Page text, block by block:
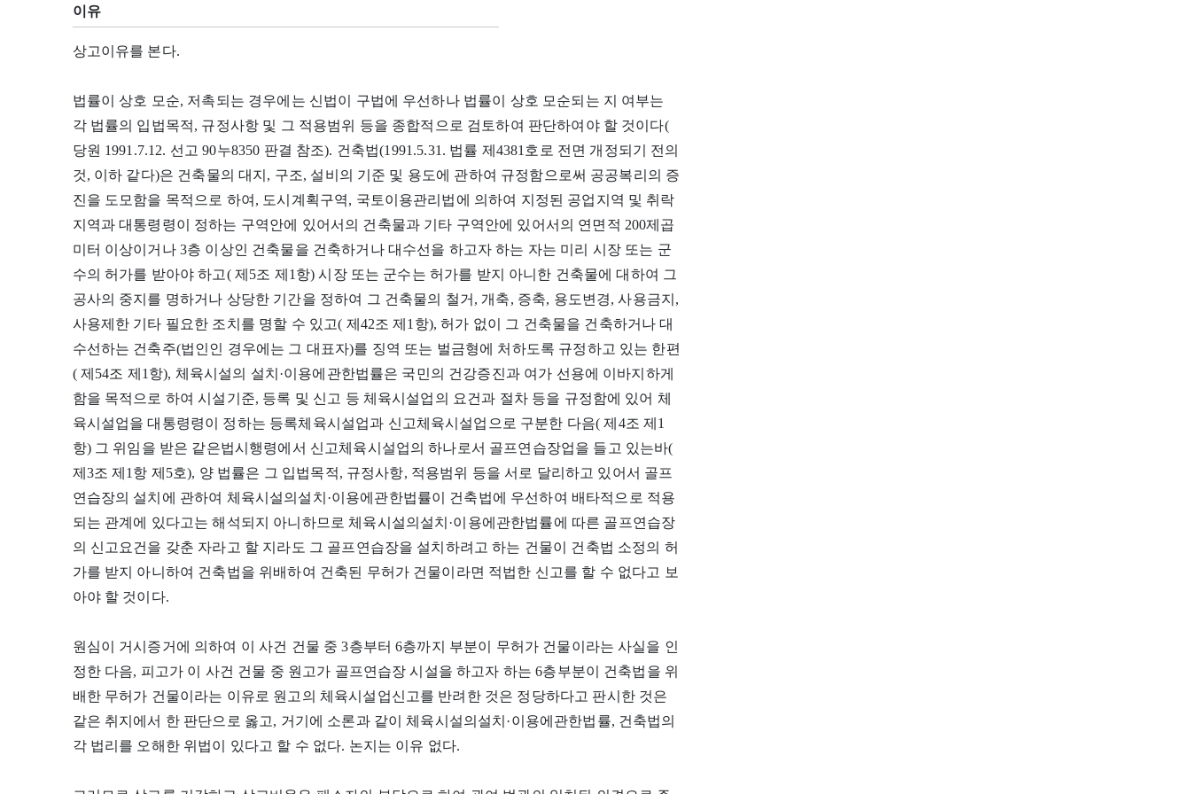
이유
상고이유를 본다.
법률이 상호 모순, 저촉되는 경우에는 신법이 구법에 우선하나 법률이 상호 모순되는 지 여부는
각 법률의 입법목적, 규정사항 및 그 적용범위 등을 종합적으로 검토하여 판단하여야 할 것이다(
당원 1991.7.12. 선고 90누8350 판결 참조). 건축법(1991.5.31. 법률 제4381호로 전면 개정되기 전의
것, 이하 같다)은 건축물의 대지, 구조, 설비의 기준 및 용도에 관하여 규정함으로써 공공복리의 증
진을 도모함을 목적으로 하여, 도시계획구역, 국토이용관리법에 의하여 지정된 공업지역 및 취락
지역과 대통령령이 정하는 구역안에 있어서의 건축물과 기타 구역안에 있어서의 연면적 200제곱
미터 이상이거나 3층 이상인 건축물을 건축하거나 대수선을 하고자 하는 자는 미리 시장 또는 군
수의 허가를 받아야 하고( 제5조 제1항) 시장 또는 군수는 허가를 받지 아니한 건축물에 대하여 그
공사의 중지를 명하거나 상당한 기간을 정하여 그 건축물의 철거, 개축, 증축, 용도변경, 사용금지,
사용제한 기타 필요한 조치를 명할 수 있고( 제42조 제1항), 허가 없이 그 건축물을 건축하거나 대
수선하는 건축주(법인인 경우에는 그 대표자)를 징역 또는 벌금형에 처하도록 규정하고 있는 한편
( 제54조 제1항), 체육시설의 설치·이용에관한법률은 국민의 건강증진과 여가 선용에 이바지하게
함을 목적으로 하여 시설기준, 등록 및 신고 등 체육시설업의 요건과 절차 등을 규정함에 있어 체
육시설업을 대통령령이 정하는 등록체육시설업과 신고체육시설업으로 구분한 다음( 제4조 제1
항) 그 위임을 받은 같은법시행령에서 신고체육시설업의 하나로서 골프연습장업을 들고 있는바(
제3조 제1항 제5호), 양 법률은 그 입법목적, 규정사항, 적용범위 등을 서로 달리하고 있어서 골프
연습장의 설치에 관하여 체육시설의설치·이용에관한법률이 건축법에 우선하여 배타적으로 적용
되는 관계에 있다고는 해석되지 아니하므로 체육시설의설치·이용에관한법률에 따른 골프연습장
의 신고요건을 갖춘 자라고 할 지라도 그 골프연습장을 설치하려고 하는 건물이 건축법 소정의 허
가를 받지 아니하여 건축법을 위배하여 건축된 무허가 건물이라면 적법한 신고를 할 수 없다고 보
아야 할 것이다.
원심이 거시증거에 의하여 이 사건 건물 중 3층부터 6층까지 부분이 무허가 건물이라는 사실을 인
정한 다음, 피고가 이 사건 건물 중 원고가 골프연습장 시설을 하고자 하는 6층부분이 건축법을 위
배한 무허가 건물이라는 이유로 원고의 체육시설업신고를 반려한 것은 정당하다고 판시한 것은
같은 취지에서 한 판단으로 옳고, 거기에 소론과 같이 체육시설의설치·이용에관한법률, 건축법의
각 법리를 오해한 위법이 있다고 할 수 없다. 논지는 이유 없다.